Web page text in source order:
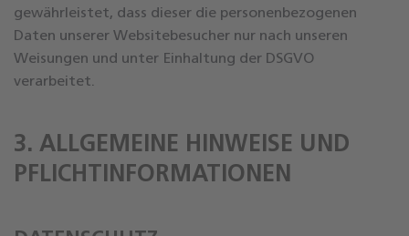
gewährleistet, dass dieser die personenbezogenen
Daten unserer Websitebesucher nur nach unseren
Weisungen und unter Einhaltung der DSGVO
verarbeitet.
3. ALLGEMEINE HINWEISE UND
PFLICHT­INFORMATIONEN